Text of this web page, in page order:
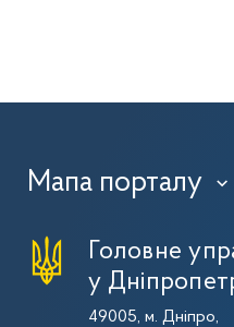
Мапа порталу ›
Головне
у
49005, м. Дніпро,